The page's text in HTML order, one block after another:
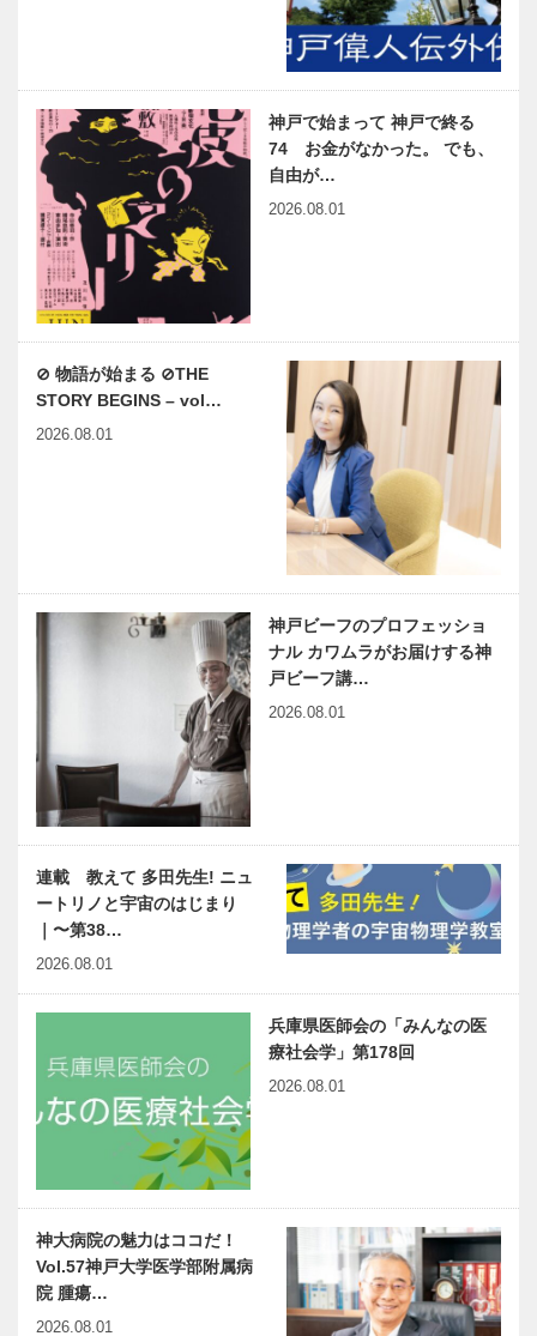
神戸で始まって 神戸で終る
74 お金がなかった。 でも、
自由が…
2026.08.01
⊘ 物語が始まる ⊘THE
STORY BEGINS – vol…
2026.08.01
神戸ビーフのプロフェッショ
ナル カワムラがお届けする神
戸ビーフ講…
2026.08.01
連載 教えて 多田先生! ニュ
ートリノと宇宙のはじまり
｜〜第38…
2026.08.01
兵庫県医師会の「みんなの医
療社会学」第178回
2026.08.01
神大病院の魅力はココだ！
Vol.57神戸大学医学部附属病
院 腫瘍…
2026.08.01